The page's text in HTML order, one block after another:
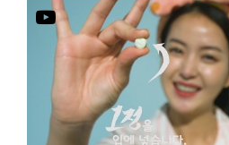
907 06-